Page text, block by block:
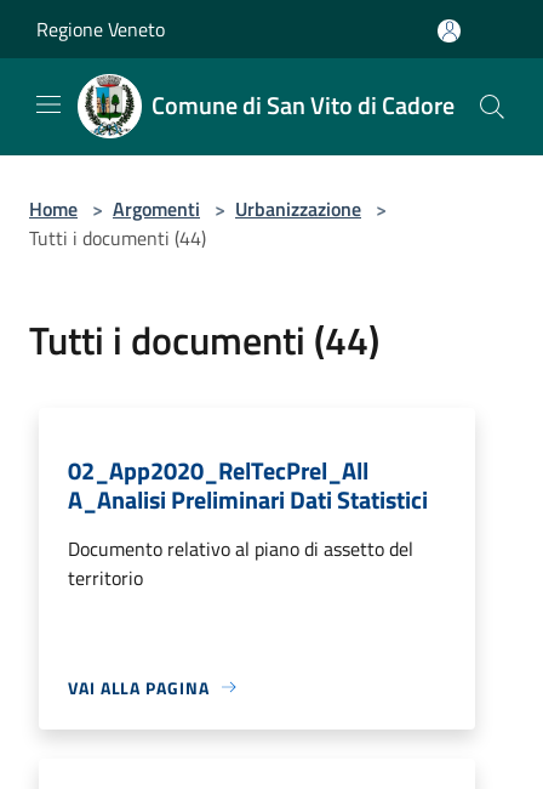
Regione Veneto
Comune di San Vito di Cadore
Home > Argomenti > Urbanizzazione >
Tutti i documenti (44)
Tutti i documenti (44)
02_App2020_RelTecPrel_All
A_Analisi Preliminari Dati Statistici
Documento relativo al piano di assetto del
territorio
VAI ALLA PAGINA